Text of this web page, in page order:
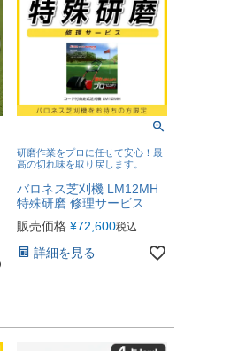
研磨作業をプロに任せて安心！最
高の切れ味を取り戻します。
バロネス芝刈機 LM12MH
特殊研磨 修理サービス
販売価格 ¥72,600税込
詳細を見る